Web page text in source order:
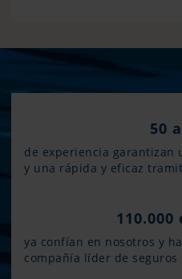
50
de experiencia garantizan
y una rápida y eficaz
ya confían en nosotros y
compañía líder de seguros